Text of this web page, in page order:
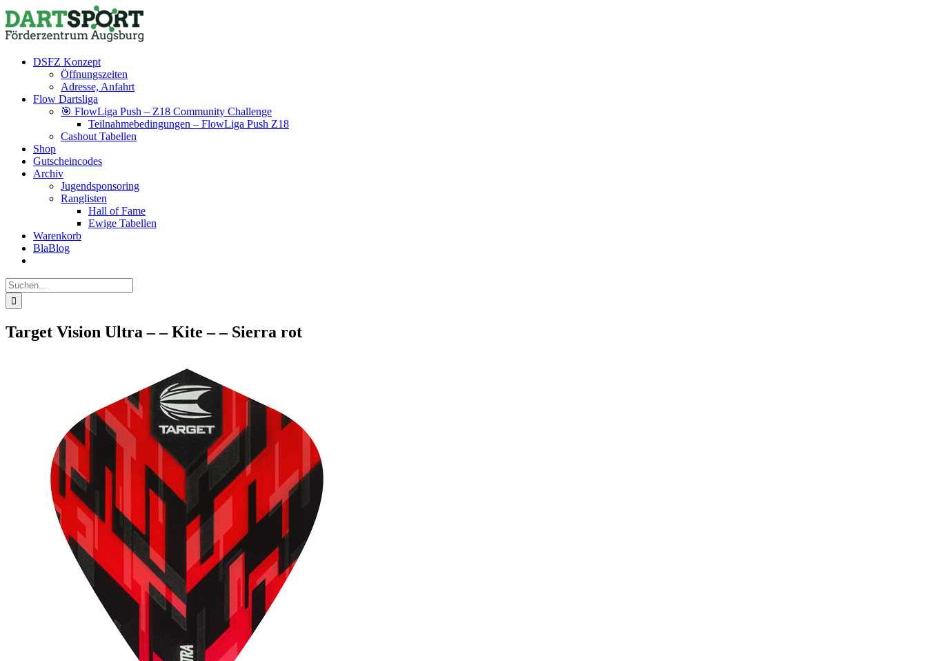
Zum
Inhalt
springen
Facebook
Instagram
YouTube
DSFZ Konzept
Öffnungszeiten
Adresse, Anfahrt
Flow Dartsliga
🎯 FlowLiga Push – Z18 Community Challenge
Teilnahmebedingungen – FlowLiga Push Z18
Cashout Tabellen
Shop
Gutscheincodes
Archiv
Jugendsponsoring
Ranglisten
Hall of Fame
Ewige Tabellen
Warenkorb
BlaBlog
Suche
nach:
Target Vision Ultra – – Kite – – Sierra rot